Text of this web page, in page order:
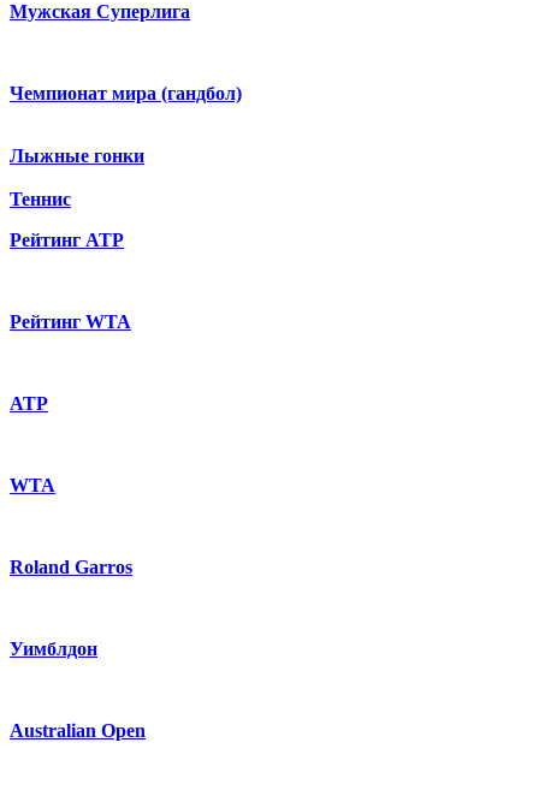
Мужская Суперлига
Чемпионат мира (гандбол)
Лыжные гонки
Теннис
Рейтинг ATP
Рейтинг WTA
ATP
WTA
Roland Garros
Уимблдон
Australian Open